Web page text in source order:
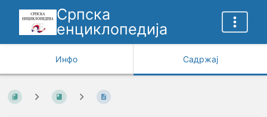
Српска
енциклопедија
Инфо Садржај